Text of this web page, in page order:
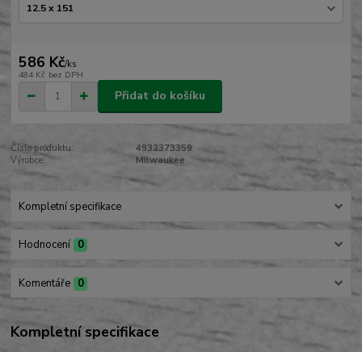
586 Kč/ks
484 Kč bez DPH
Přidat do košíku
Číslo produktu:
4932373359
Výrobce:
Milwaukee
Kompletní specifikace
Hodnocení 0
Komentáře 0
Kompletní specifikace